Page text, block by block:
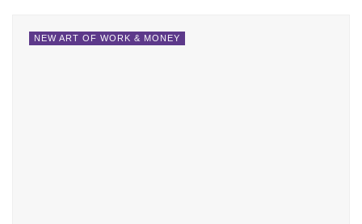
NEW ART OF WORK & MONEY